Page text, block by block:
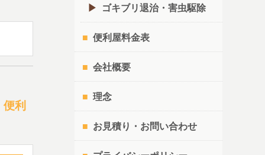
便利
ゴキブリ退治・害虫駆除
便利屋料金表
会社概要
理念
お見積り・お問い合わせ